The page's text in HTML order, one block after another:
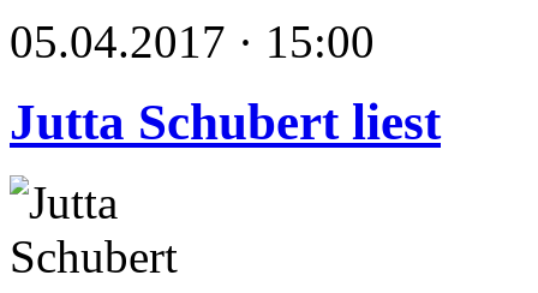
05.04.2017 · 15:00
Jutta Schubert liest